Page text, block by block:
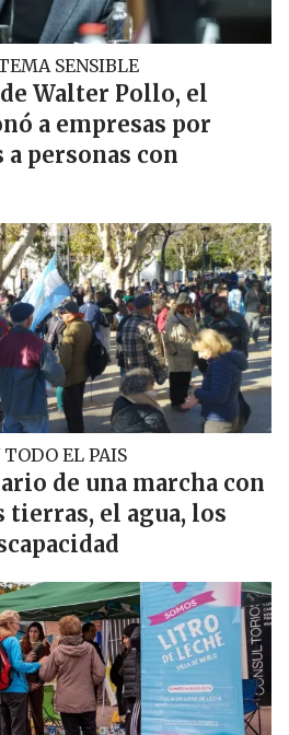
SENSIBLE
Walter Pollo, el
a empresas por
personas con
EL PAIS
de una marcha con
tierras, el agua, los